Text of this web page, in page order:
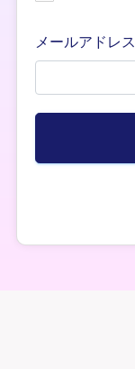
メールアドレス